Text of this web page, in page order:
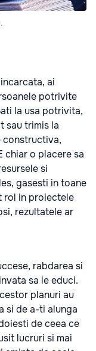
ai
potrivite
la usa potrivita,
sau trimis la
constructiva,
chiar o placere sa
si
gasesti in toane
rol in proiectele
rezultatele ar
rabdarea si
sa le educi.
planuri au
si de a-ti alunga
de ceea ce
lucruri si mai